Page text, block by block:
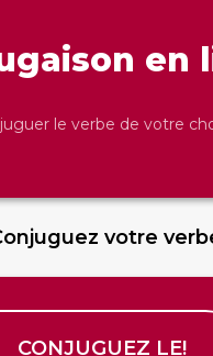
en
le verbe de votre